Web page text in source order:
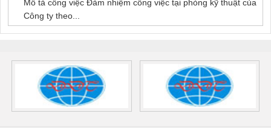
Mô tả công việc Đảm nhiệm công việc tại phòng kỹ thuật của
Công ty theo...